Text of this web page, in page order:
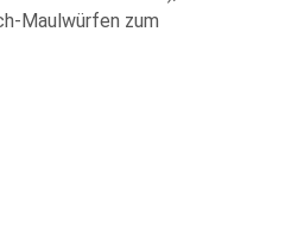
Maulwürfen zum